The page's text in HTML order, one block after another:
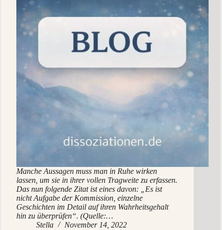
Manche Aussagen muss man in Ruhe wirken
lassen, um sie in ihrer vollen Tragweite zu erfassen.
Das nun folgende Zitat ist eines davon: „Es ist
nicht Aufgabe der Kommission, einzelne
Geschichten im Detail auf ihren Wahrheitsgehalt
hin zu überprüfen“. (Quelle:…
Stella
November 14, 2022